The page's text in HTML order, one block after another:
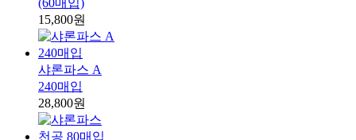
(60매입)
15,800원
샤론파스 A
240매입
28,800원